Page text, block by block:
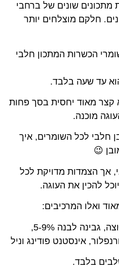
מתכונים שונים של ברחבי
. חלקם מוצלחים יותר
הכשרות המתכון חלבי
עד שעה בלבד.
קצר מאוד יחסית בסך פחות
מוכנה.
חלבי לכל השומרים, איך
😉
אך הצמדות מדויקת לכל
להכין את העוגה.
ואלו המרכיבים:
ביצים, סוכר לבן, שמנת חמוצה, גבינה לבנה 5-9%,
אינסטנט פודינג וניל